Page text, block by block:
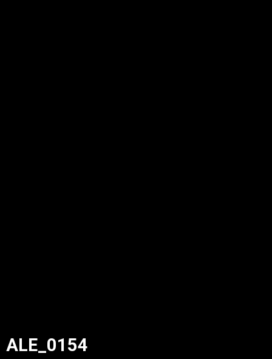
ALE_0154